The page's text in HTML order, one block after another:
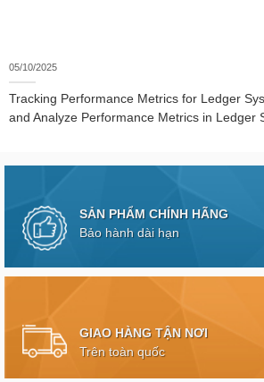
05/10/2025
Tracking Performance Metrics for Ledger
and Analyze Performance Metrics in Ledger
SẢN PHẨM CHÍNH HÃNG
Bảo hành dài hạn
GIAO HÀNG TẬN NƠI
Trên toàn quốc